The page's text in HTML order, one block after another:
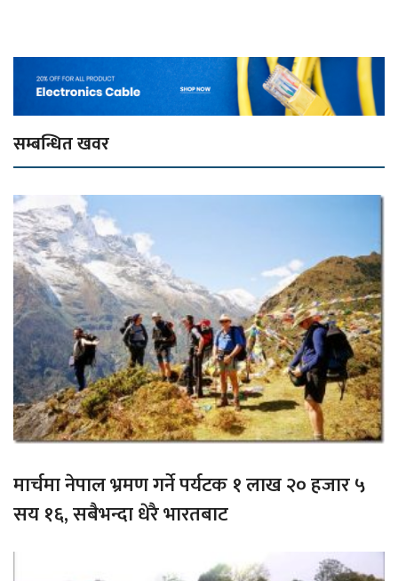
सम्बन्धित खवर
मार्चमा नेपाल भ्रमण गर्ने पर्यटक १ लाख २० हजार ५
सय १६, सबैभन्दा धेरै भारतबाट